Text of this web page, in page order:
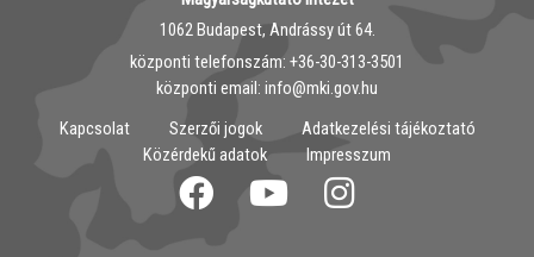
1062 Budapest, Andrássy út 64.
központi telefonszám: ‭+36-30-313-3501
központi email: info@mki.gov.hu
Kapcsolat
Szerzői jogok
Adatkezelési tájékoztató
Közérdekű adatok
Impresszum